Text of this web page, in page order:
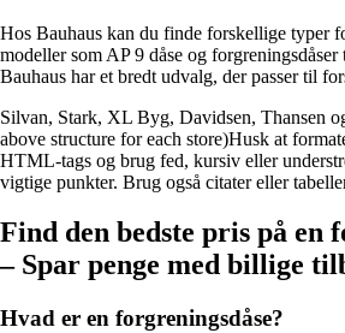
Hos Bauhaus kan du finde forskellige typer
modeller som AP 9 dåse og
Bauhaus har et bredt udvalg, der passer til
Silvan, Stark, XL Byg, Davidsen, Thansen
above structure for each store)Husk at
HTML-tags og brug fed, kursiv eller
vigtige punkter. Brug også citater eller
Find den bedste pris på en
– Spar penge med billige
Hvad er en forgreningsdåse?